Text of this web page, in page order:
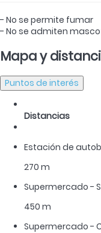
- No se permite fumar
- No se admiten
Mapa y
Puntos de interés
Distancias
Estación de
270 m
Supermercado -
450 m
Supermercado -